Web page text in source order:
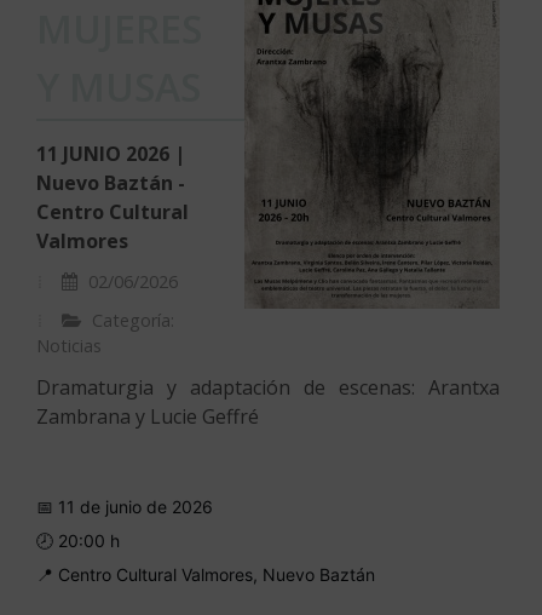
11 JUNIO 2026 |
Nuevo Baztán -
Centro Cultural
Valmores
02/06/2026
Categoría:
Noticias
Dramaturgia y adaptación de escenas: Arantxa
Zambrana y Lucie Geffré
📅 11 de junio de 2026
🕗 20:00 h
📍 Centro Cultural Valmores, Nuevo Baztán